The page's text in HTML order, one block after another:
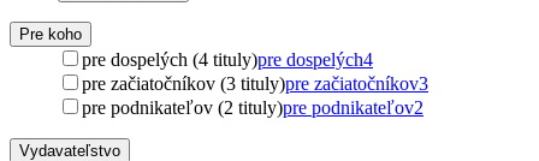
Pre koho
pre dospelých (4 tituly)pre dospelých4
pre začiatočníkov (3 tituly)pre začiatočníkov3
pre podnikateľov (2 tituly)pre podnikateľov2
Vydavateľstvo